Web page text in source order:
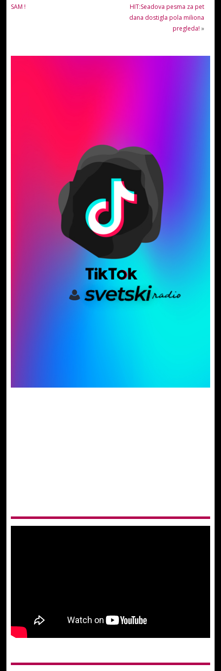
SAM !
HIT:Seadova pesma za pet
dana dostigla pola miliona
pregleda! »